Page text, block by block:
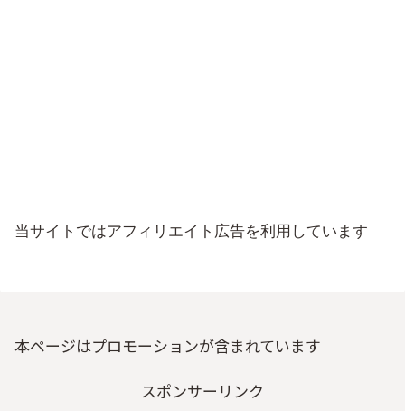
当サイトではアフィリエイト広告を利用しています
本ページはプロモーションが含まれています
スポンサーリンク